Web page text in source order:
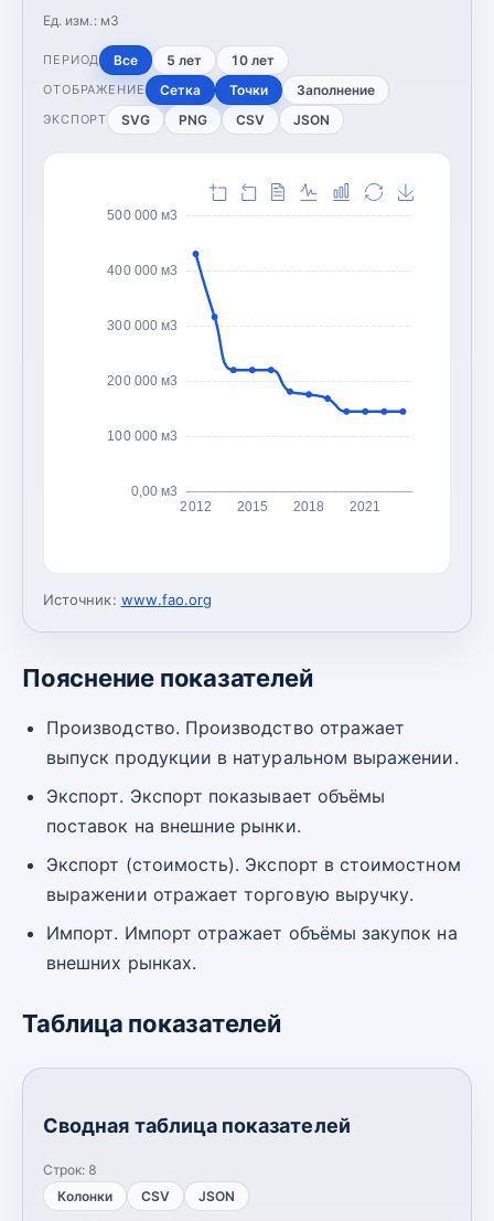
Ед. изм.: м3
ПЕРИОД Все 5 лет 10 лет
ОТОБРАЖЕНИЕ Сетка Точки Заполнение
ЭКСПОРТ SVG PNG CSV JSON
0,00 м3
100 000 м3
200 000 м3
300 000 м3
400 000 м3
500 000 м3
2012 2015 2018 2021
Источник: www.fao.org
Пояснение показателей
Производство. Производство отражает
выпуск продукции в натуральном выражении.
Экспорт. Экспорт показывает объёмы
поставок на внешние рынки.
Экспорт (стоимость). Экспорт в стоимостном
выражении отражает торговую выручку.
Импорт. Импорт отражает объёмы закупок на
внешних рынках.
Таблица показателей
Сводная таблица показателей
Строк: 8
Колонки
CSV JSON